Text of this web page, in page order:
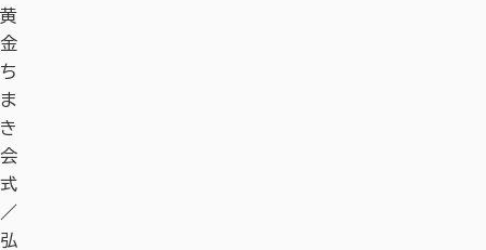
黄
金
ち
ま
き
会
式
／
弘